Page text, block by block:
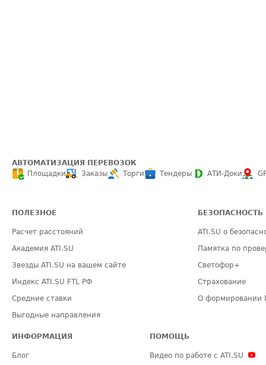
АВТОМАТИЗАЦИЯ ПЕРЕВОЗОК
Площадки
Заказы Торги Тендеры АТИ-Доки
ПОЛЕЗНОЕ
Расчет расстояний
Академия ATI.SU
Звезды ATI.SU на вашем сайте
Индекс ATI.SU FTL РФ
Средние ставки
Выгодные направления
БЕЗОПАСНОСТЬ
ATI.SU о
Памятка по
Светофор+
Страхование
О формировании
ИНФОРМАЦИЯ
Блог
ПОМОЩЬ
Видео по работе с ATI.SU